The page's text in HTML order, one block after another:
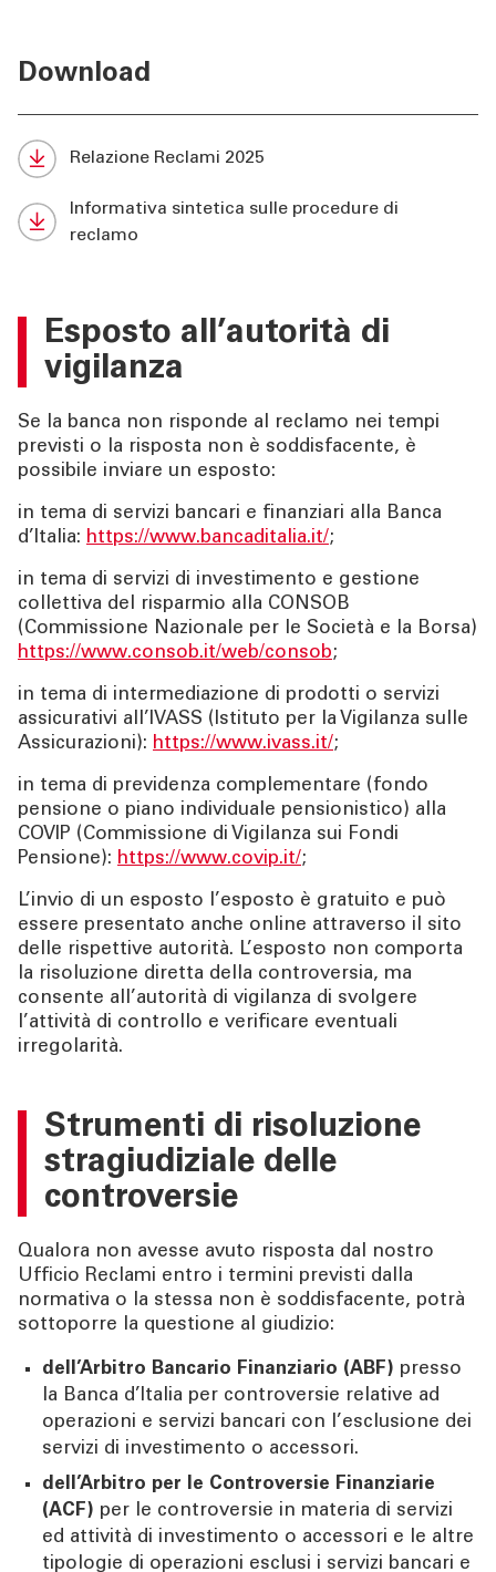
Download
Relazione Reclami 2025
Informativa sintetica sulle procedure di
reclamo
Esposto all’autorità di
vigilanza
Se la banca non risponde al reclamo nei tempi
previsti o la risposta non è soddisfacente, è
possibile inviare un esposto:
in tema di servizi bancari e finanziari alla Banca
d’Italia: https://www.bancaditalia.it/;
in tema di servizi di investimento e gestione
collettiva del risparmio alla CONSOB
(Commissione Nazionale per le Società e la Borsa)
https://www.consob.it/web/consob;
in tema di intermediazione di prodotti o servizi
assicurativi all’IVASS (Istituto per la Vigilanza sulle
Assicurazioni): https://www.ivass.it/;
in tema di previdenza complementare (fondo
pensione o piano individuale pensionistico) alla
COVIP (Commissione di Vigilanza sui Fondi
Pensione): https://www.covip.it/;
L’invio di un esposto l’esposto è gratuito e può
essere presentato anche online attraverso il sito
delle rispettive autorità. L’esposto non comporta
la risoluzione diretta della controversia, ma
consente all’autorità di vigilanza di svolgere
l’attività di controllo e verificare eventuali
irregolarità.
Strumenti di risoluzione
stragiudiziale delle
controversie
Qualora non avesse avuto risposta dal nostro
Ufficio Reclami entro i termini previsti dalla
normativa o la stessa non è soddisfacente, potrà
sottoporre la questione al giudizio:
dell’Arbitro Bancario Finanziario (ABF) presso
la Banca d’Italia per controversie relative ad
operazioni e servizi bancari con l’esclusione dei
servizi di investimento o accessori.
dell’Arbitro per le Controversie Finanziarie
(ACF) per le controversie in materia di servizi
ed attività di investimento o accessori e le altre
tipologie di operazioni esclusi i servizi bancari e